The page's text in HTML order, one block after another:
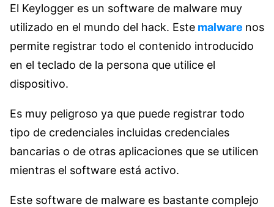
El Keylogger es un software de malware muy
utilizado en el mundo del hack. Este malware nos
permite registrar todo el contenido introducido
en el teclado de la persona que utilice el
dispositivo.
Es muy peligroso ya que puede registrar todo
tipo de credenciales incluidas credenciales
bancarias o de otras aplicaciones que se utilicen
mientras el software está activo.
Este software de malware es bastante complejo